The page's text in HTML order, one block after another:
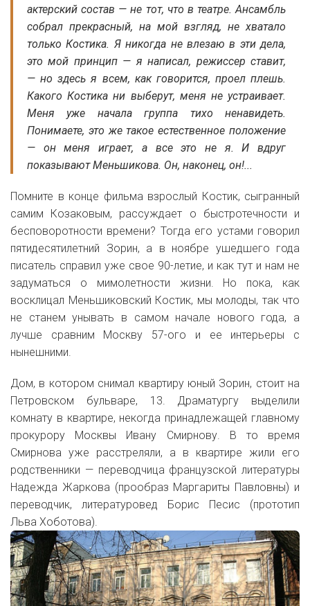
актерский состав — не тот, что в театре. Ансамбль
собрал прекрасный, на мой взгляд, не хватало
только Костика. Я никогда не влезаю в эти дела,
это мой принцип — я написал, режиссер ставит,
— но здесь я всем, как говорится, проел плешь.
Какого Костика ни выберут, меня не устраивает.
Меня уже начала группа тихо ненавидеть.
Понимаете, это же такое естественное положение
— он меня играет, а все это не я. И вдруг
показывают Меньшикова. Он, наконец, он!...
Помните в конце фильма взрослый Костик, сыгранный
самим Козаковым, рассуждает о быстротечности и
бесповоротности времени? Тогда его устами говорил
пятидесятилетний Зорин, а в ноябре ушедшего года
писатель справил уже свое 90-летие, и как тут и нам не
задуматься о мимолетности жизни. Но пока, как
восклицал Меньшиковский Костик, мы молоды, так что
не станем унывать в самом начале нового года, а
лучше сравним Москву 57-ого и ее интерьеры с
нынешними.
Дом, в котором снимал квартиру юный Зорин, стоит на
Петровском бульваре, 13. Драматургу выделили
комнату в квартире, некогда принадлежащей главному
прокурору Москвы Ивану Смирнову. В то время
Смирнова уже расстреляли, а в квартире жили его
родственники — переводчица французской литературы
Надежда Жаркова (прообраз Маргариты Павловны) и
переводчик, литературовед Борис Песис (прототип
Льва Хоботова).